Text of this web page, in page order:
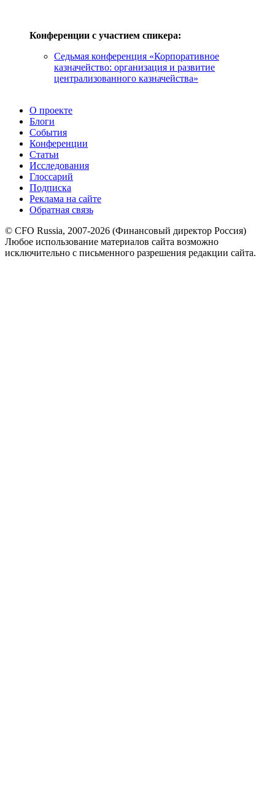
Конференции с участием спикера:
Седьмая конференция «Корпоративное
казначейство: организация и развитие
централизованного казначейства»
О проекте
Блоги
События
Конференции
Статьи
Исследования
Глоссарий
Подписка
Реклама на сайте
Обратная связь
© CFO Russia, 2007-2026 (Финансовый директор Россия)
Любое использование материалов сайта возможно
исключительно с письменного разрешения редакции сайта.